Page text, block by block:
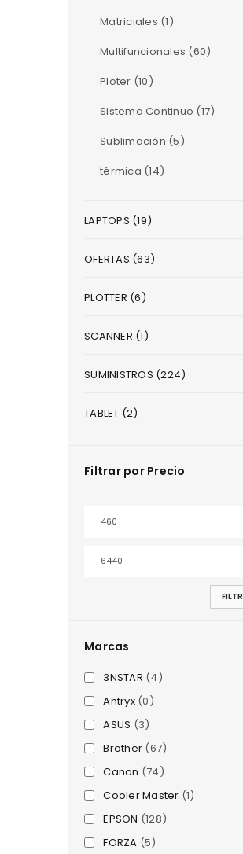
Matriciales (1)
Multifuncionales (60)
Ploter (10)
Sistema Continuo (17)
Sublimación (5)
térmica (14)
LAPTOPS (19)
OFERTAS (63)
PLOTTER (6)
SCANNER (1)
SUMINISTROS (224)
TABLET (2)
Filtrar por Precio
Marcas
3NSTAR (4)
Antryx (0)
ASUS (3)
Brother (67)
Canon (74)
Cooler Master (1)
EPSON (128)
FORZA (5)